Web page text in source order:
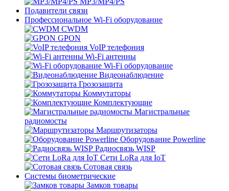
Подавители связи
Профессиональное Wi-Fi оборудование
CWDM
GPON
VoIP телефония
Wi-Fi антенны
Wi-Fi оборудование
Видеонаблюдение
Грозозащита
Коммутаторы
Комплектующие
Магистральные
радиомосты
Маршрутизаторы
Оборудование Powerline
Радиосвязь WISP
Сети LoRa для IoT
Сотовая связь
Системы биометрические
Замков товары